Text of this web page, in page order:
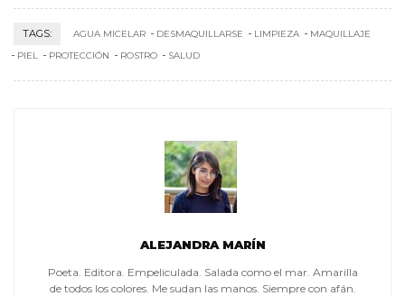
TAGS: AGUA MICELAR DESMAQUILLARSE LIMPIEZA
MAQUILLAJE
PIEL
PROTECCIÓN ROSTRO SALUD
ALEJANDRA MARÍN
Poeta. Editora. Empeliculada. Salada como el mar. Amarilla
de todos los colores. Me sudan las manos. Siempre con afán.